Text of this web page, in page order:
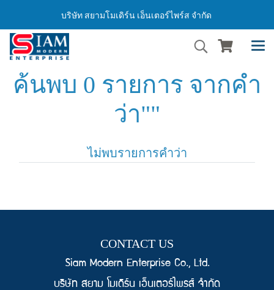
บริษัท สยามโมเดิร์น เอ็นเตอร์ไพร์ส จำกัด
ค้นพบ 0 รายการ จากคำ
ว่า""
ไม่พบรายการคำว่า
CONTACT US
Siam Modern Enterprise Co., Ltd.
บริษัท สยาม โมเดิร์น เอ็นเตอร์ไพรส์ จำกัด